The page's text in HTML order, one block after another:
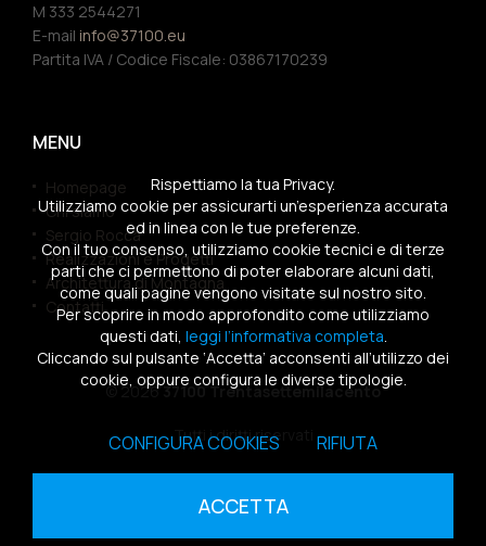
M 333 2544271
E-mail info@37100.eu
Partita IVA / Codice Fiscale: 03867170239
MENU
Homepage
Chi siamo
Sergio Rocca
Realizzazioni e Progetti
Architettura di Montagna
Contatti
© 202637100 Trentasettemilacento
Tutti i diritti riservati
Sitemap|Privacy Policy|Cookies Policy
Rispettiamo la tua Privacy.
Utilizziamo cookie per assicurarti un’esperienza accurata
ed in linea con le tue preferenze.
Con il tuo consenso, utilizziamo cookie tecnici e di terze
parti che ci permettono di poter elaborare alcuni dati,
come quali pagine vengono visitate sul nostro sito.
Per scoprire in modo approfondito come utilizziamo
questi dati, leggi l’informativa completa.
Cliccando sul pulsante ‘Accetta’ acconsenti all’utilizzo dei
cookie, oppure configura le diverse tipologie.
CONFIGURA COOKIES RIFIUTA
ACCETTA